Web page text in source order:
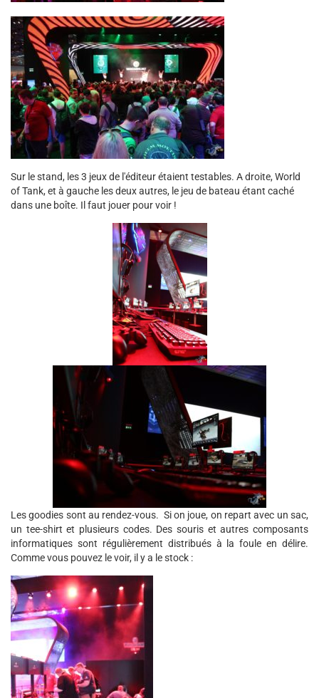
Sur le stand, les 3 jeux de l'éditeur étaient testables. A droite, World
of Tank, et à gauche les deux autres, le jeu de bateau étant caché
dans une boîte. Il faut jouer pour voir !
Les goodies sont au rendez-vous. Si on joue, on repart avec un sac,
un tee-shirt et plusieurs codes. Des souris et autres composants
informatiques sont régulièrement distribués à la foule en délire.
Comme vous pouvez le voir, il y a le stock :